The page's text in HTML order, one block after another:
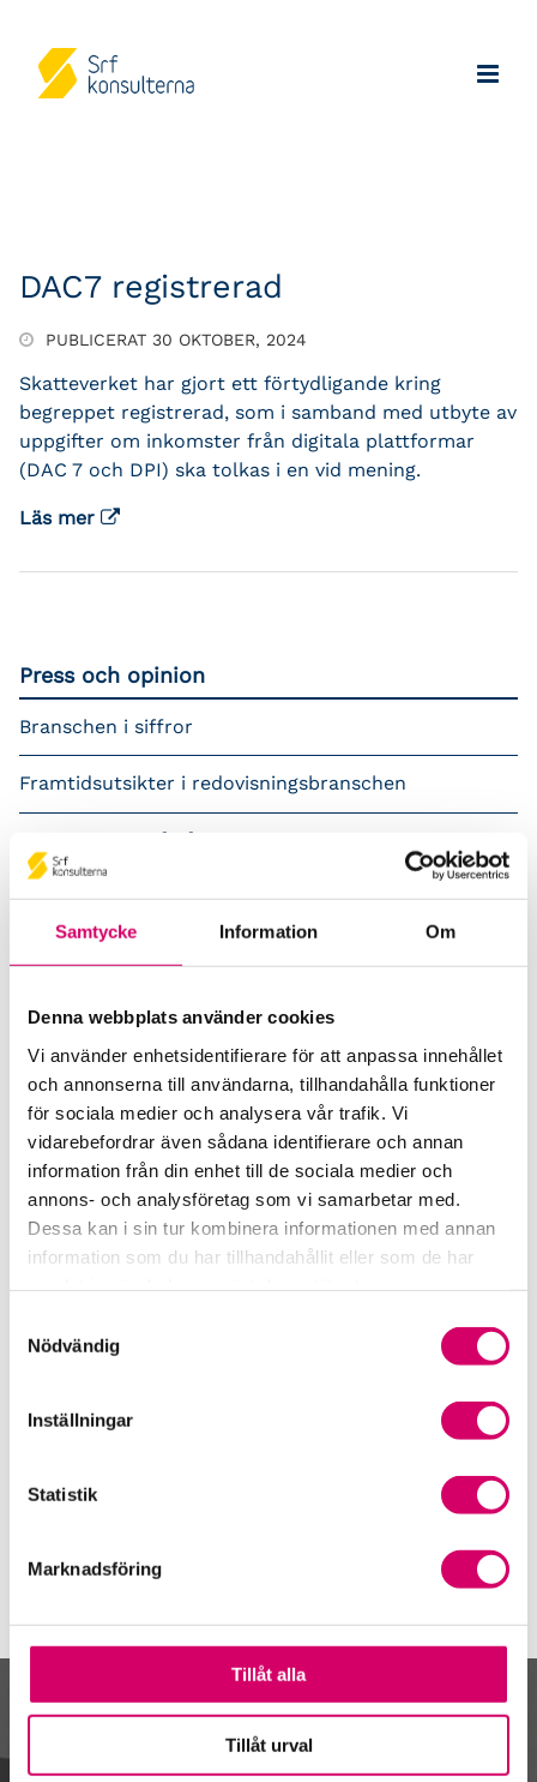
Samtycke Information Om
Denna webbplats använder cookies
Vi använder enhetsidentifierare för att anpassa innehållet
och annonserna till användarna, tillhandahålla funktioner
för sociala medier och analysera vår trafik. Vi
vidarebefordrar även sådana identifierare och annan
information från din enhet till de sociala medier och
annons- och analysföretag som vi samarbetar med.
Dessa kan i sin tur kombinera informationen med annan
information som du har tillhandahållit eller som de har
Nödvändig
Inställningar
Statistik
Marknadsföring
Tillåt alla
Tillåt urval
DAC7 registrerad
PUBLICERAT 30 OKTOBER, 2024
Skatteverket har gjort ett förtydligande kring
begreppet registrerad, som i samband med utbyte av
uppgifter om inkomster från digitala plattformar
(DAC 7 och DPI) ska tolkas i en vid mening.
Läs mer
Press och opinion
Branschen i siffror
Framtidsutsikter i redovisningsbranschen
Prenumerera på våra nyhetsbrev
Pressrum
Remisser
Samverkan med myndigheter och organisationer
Srf Fokusrapport 2024 – insikter för hållbart
företagande
Våra nyhetskanaler
Tidningen Konsulten
Öppet brev till Myndigheten för yrkeshögskolan
Framtidsutsikter i lönebranschen
Kalendarium